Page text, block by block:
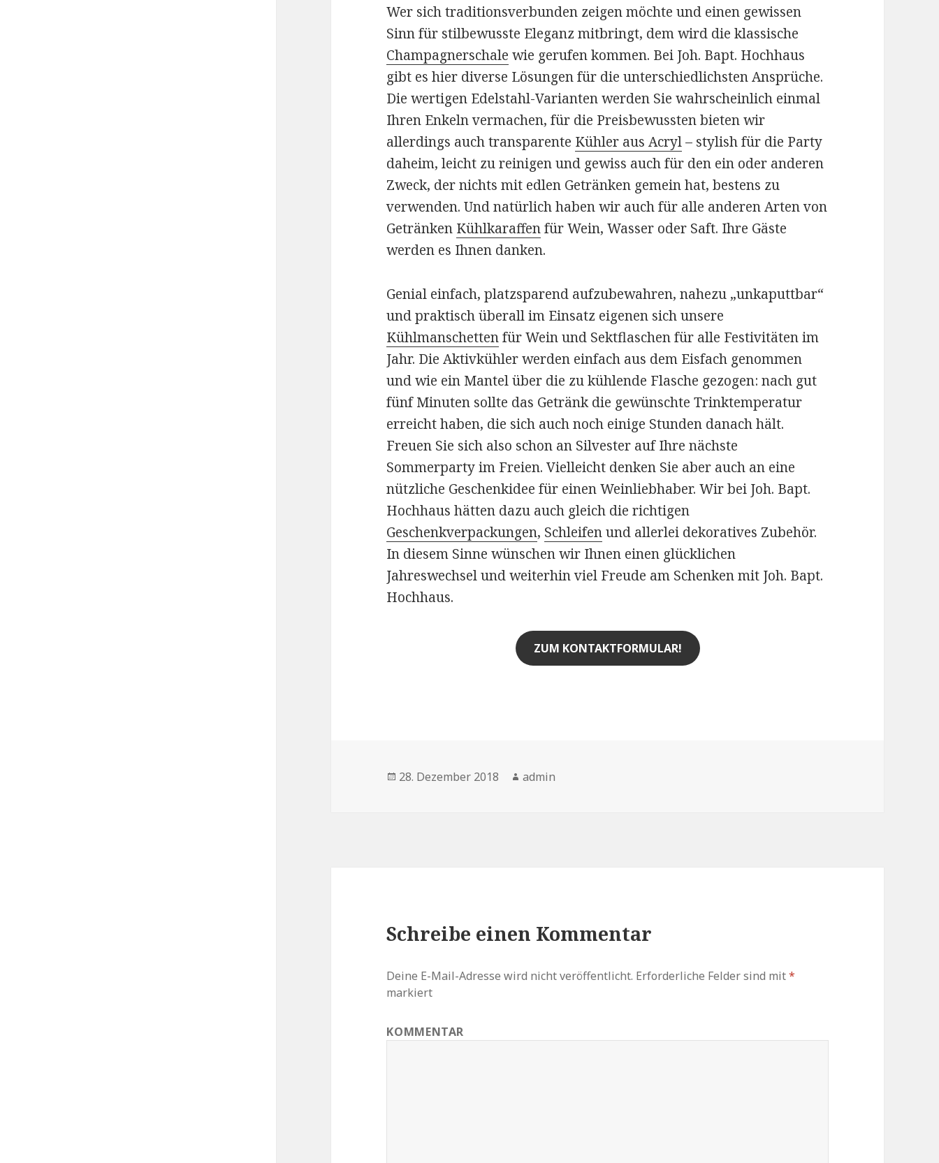
Wer sich traditionsverbunden zeigen möchte und einen gewissen
Sinn für stilbewusste Eleganz mitbringt, dem wird die klassische
Champagnerschale wie gerufen kommen. Bei Joh. Bapt. Hochhaus
gibt es hier diverse Lösungen für die unterschiedlichsten Ansprüche.
Die wertigen Edelstahl-Varianten werden Sie wahrscheinlich einmal
Ihren Enkeln vermachen, für die Preisbewussten bieten wir
allerdings auch transparente Kühler aus Acryl– stylish für die Party
daheim, leicht zu reinigen und gewiss auch für den ein oder anderen
Zweck, der nichts mit edlen Getränken gemein hat, bestens zu
verwenden. Und natürlich haben wir auch für alle anderen Arten von
Getränken Kühlkaraffenfür Wein, Wasser oder Saft. Ihre Gäste
werden es Ihnen danken.
Genial einfach, platzsparend aufzubewahren, nahezu „unkaputtbar“
und praktisch überall im Einsatz eigenen sich unsere
Kühlmanschettenfür Wein und Sektflaschen für alle Festivitäten im
Jahr. Die Aktivkühler werden einfach aus dem Eisfach genommen
und wie ein Mantel über die zu kühlende Flasche gezogen: nach gut
fünf Minuten sollte das Getränk die gewünschte Trinktemperatur
erreicht haben, die sich auch noch einige Stunden danach hält.
Freuen Sie sich also schon an Silvester auf Ihre nächste
Sommerparty im Freien. Vielleicht denken Sie aber auch an eine
nützliche Geschenkidee für einen Weinliebhaber. Wir bei Joh. Bapt.
Hochhaus hätten dazu auch gleich die richtigen
Geschenkverpackungen, Schleifenund allerlei dekoratives Zubehör.
In diesem Sinne wünschen wir Ihnen einen glücklichen
Jahreswechsel und weiterhin viel Freude am Schenken mit Joh. Bapt.
Hochhaus.
ZUM KONTAKTFORMULAR!
Veröffentlicht
28. Dezember 2018 Autor
admin
Schreibe einen Kommentar
Deine E-Mail-Adresse wird nicht veröffentlicht. Erforderliche Felder sind mit*
markiert
KOMMENTAR